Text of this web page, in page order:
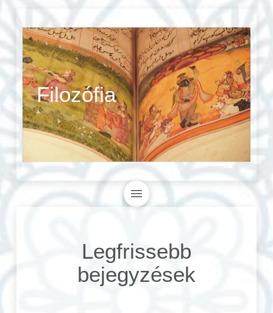
Filozófia
Legfrissebb
bejegyzések